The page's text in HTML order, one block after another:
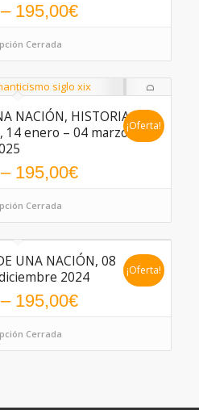
195,00€
Cerrada
NACIÓN, HISTORIA
14 enero – 04 marzo
195,00€
¡Oferta!
Cerrada
UNA NACIÓN, 08
2024
195,00€
¡Oferta!
Cerrada